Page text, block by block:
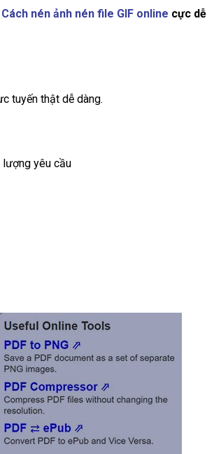
Cách nén ảnh nén file GIF online cực dễ
tuyến thật dễ dàng.
yêu cầu